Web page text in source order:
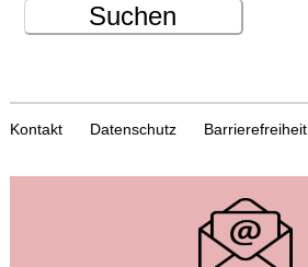
Suchen
Kontakt Datenschutz Barrierefreiheit